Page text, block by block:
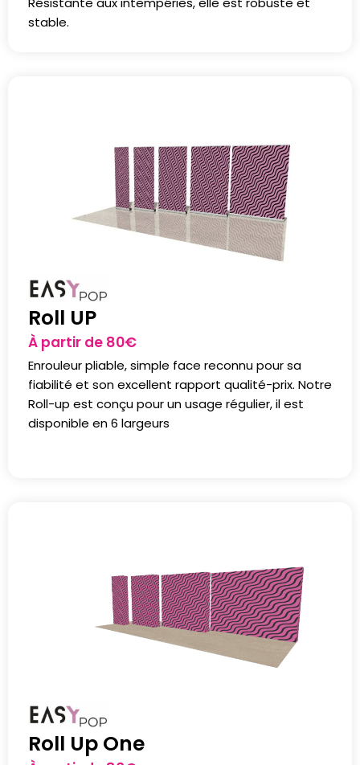
stable.
Roll UP
À partir de 80€
Enrouleur pliable, simple face reconnu pour sa
fiabilité et son excellent rapport qualité-prix. Notre
Roll-up est conçu pour un usage régulier, il est
disponible en 6 largeurs
Roll Up One